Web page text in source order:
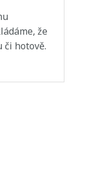
že
či hotově.